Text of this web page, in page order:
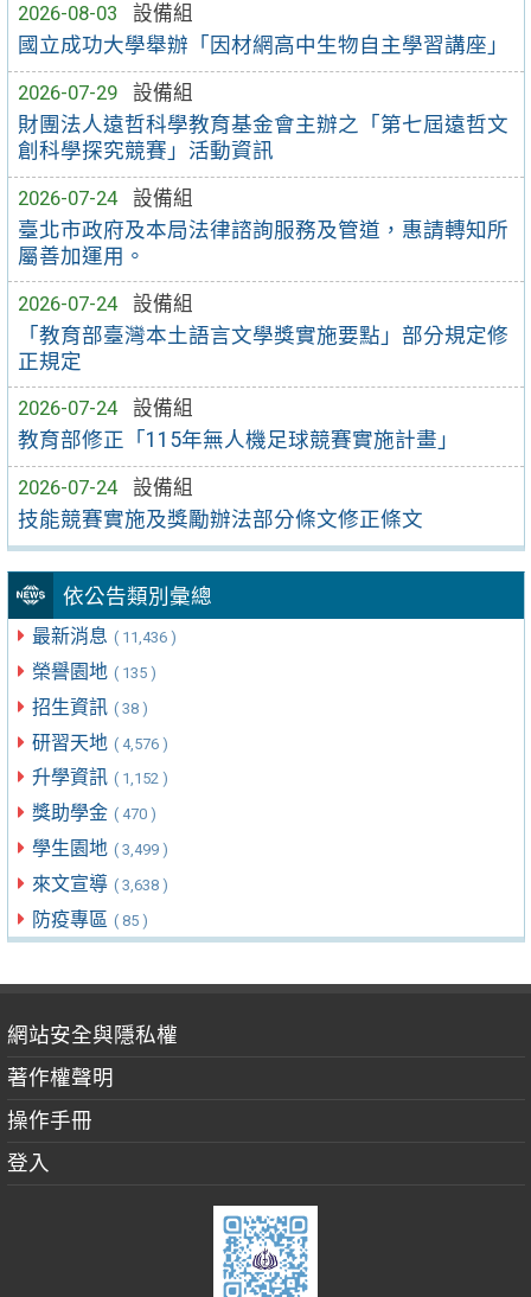
2026-08-03
設備組
國立成功大學舉辦「因材網高中生物自主學習講座」
2026-07-29
設備組
財團法人遠哲科學教育基金會主辦之「第七屆遠哲文
創科學探究競賽」活動資訊
2026-07-24
設備組
臺北市政府及本局法律諮詢服務及管道，惠請轉知所
屬善加運用。
2026-07-24
設備組
「教育部臺灣本土語言文學獎實施要點」部分規定修
正規定
2026-07-24
設備組
教育部修正「115年無人機足球競賽實施計畫」
2026-07-24
設備組
技能競賽實施及獎勵辦法部分條文修正條文
依公告類別彙總
最新消息 ( 11,436 )
榮譽園地 ( 135 )
招生資訊 ( 38 )
研習天地 ( 4,576 )
升學資訊 ( 1,152 )
獎助學金 ( 470 )
學生園地 ( 3,499 )
來文宣導 ( 3,638 )
防疫專區 ( 85 )
網站安全與隱私權
著作權聲明
操作手冊
登入